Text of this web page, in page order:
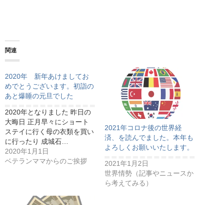
関連
2020年 新年あけましてお
めでとうございます。初詣の
あと爆睡の元旦でした
2020年となりました 昨日の
大晦日 正月早々にショート
ステイに行く母の衣類を買い
に行ったり 成城石…
2020年1月1日
ベテランママからのご挨拶
2021年コロナ後の世界経
済、を読んでました。本年も
よろしくお願いいたします。
2021年1月2日
世界情勢（記事やニュースか
ら考えてみる）